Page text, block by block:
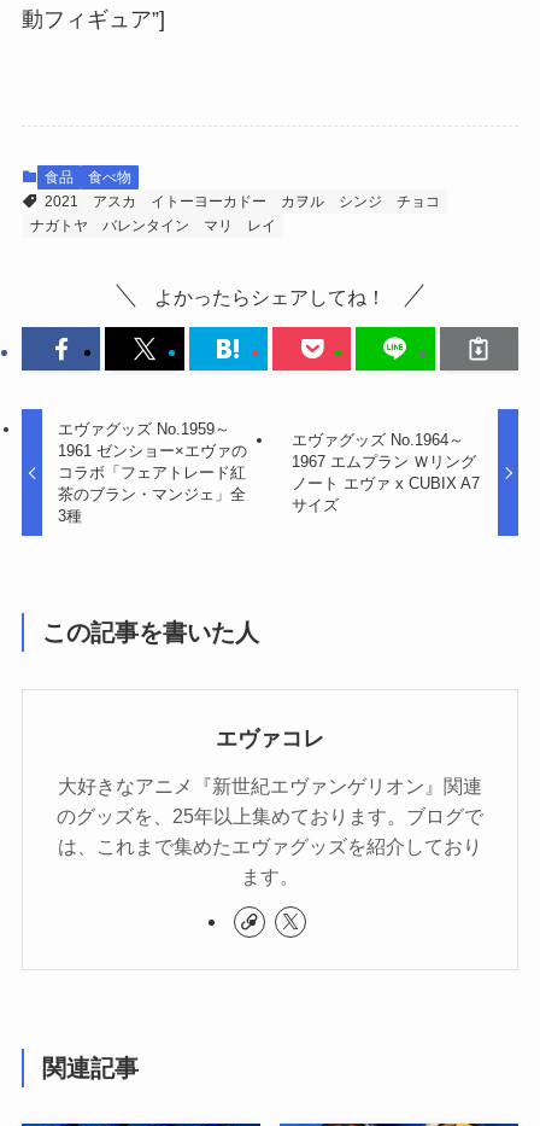
動フィギュア”]
食品
食べ物
2021
アスカ イトーヨーカドー カヲル シンジ
チョコ
ナガトヤ
バレンタイン マリ レイ
よかったらシェアしてね！
エヴァグッズ No.1959～
1961 ゼンショー×エヴァの
コラボ「フェアトレード紅
茶のブラン・マンジェ」全
3種
エヴァグッズ No.1964～
1967 エムプラン Ｗリング
ノート エヴァ x CUBIX A7
サイズ
この記事を書いた人
エヴァコレ
大好きなアニメ『新世紀エヴァンゲリオン』関連
のグッズを、25年以上集めております。ブログで
は、これまで集めたエヴァグッズを紹介しており
ます。
関連記事